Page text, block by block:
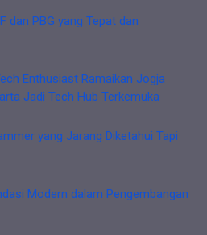
dan PBG yang Tepat dan
Enthusiast Ramaikan Jogja
Jadi Tech Hub Terkemuka
yang Jarang Diketahui Tapi
Modern dalam Pengembangan